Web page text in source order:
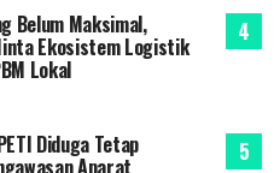
Belum Maksimal,
Ekosistem Logistik
Lokal
Diduga Tetap
Aparat